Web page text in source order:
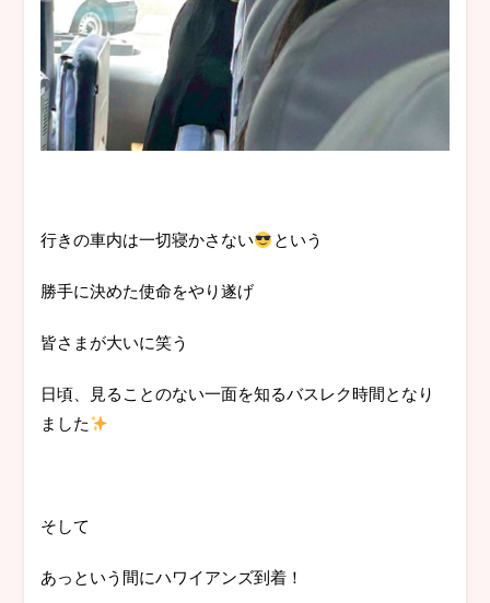
行きの車内は一切寝かさない という
勝手に決めた使命をやり遂げ
皆さまが大いに笑う
日頃、見ることのない一面を知るバスレク時間となり
ました
そして
あっという間にハワイアンズ到着！